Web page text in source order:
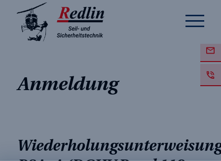
Anmeldung
Wiederholungsunterweisung